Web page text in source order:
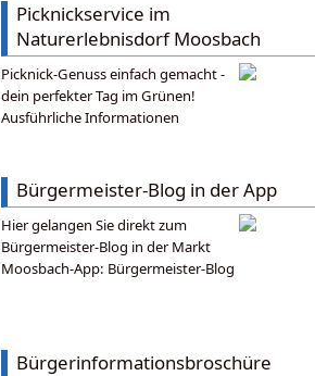
Picknickservice im
Naturerlebnisdorf Moosbach
Picknick-Genuss einfach gemacht -
dein perfekter Tag im Grünen!
Ausführliche Informationen
Bürgermeister-Blog in der App
Hier gelangen Sie direkt zum
Bürgermeister-Blog in der Markt
Moosbach-App: Bürgermeister-Blog
Bürgerinformationsbroschüre